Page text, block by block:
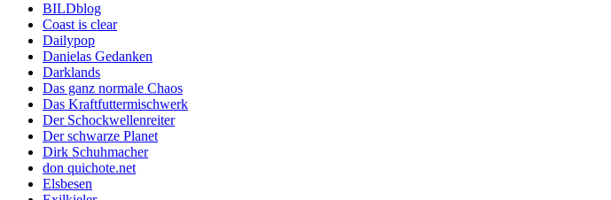
BILDblog
Coast is clear
Dailypop
Danielas Gedanken
Darklands
Das ganz normale Chaos
Das Kraftfuttermischwerk
Der Schockwellenreiter
Der schwarze Planet
Dirk Schuhmacher
don quichote.net
Elsbesen